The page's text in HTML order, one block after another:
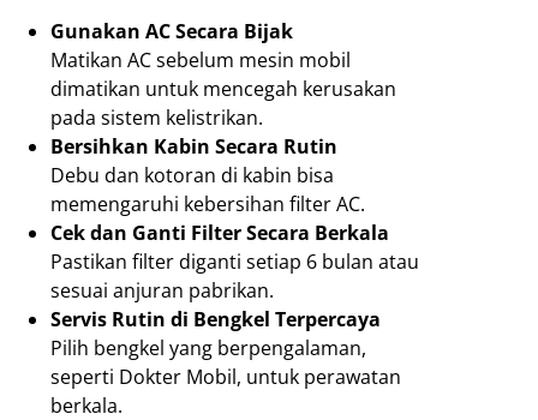
Gunakan AC Secara Bijak
Matikan AC sebelum mesin mobil
dimatikan untuk mencegah kerusakan
pada sistem kelistrikan.
Bersihkan Kabin Secara Rutin
Debu dan kotoran di kabin bisa
memengaruhi kebersihan filter AC.
Cek dan Ganti Filter Secara Berkala
Pastikan filter diganti setiap 6 bulan atau
sesuai anjuran pabrikan.
Servis Rutin di Bengkel Terpercaya
Pilih bengkel yang berpengalaman,
seperti Dokter Mobil, untuk perawatan
berkala.